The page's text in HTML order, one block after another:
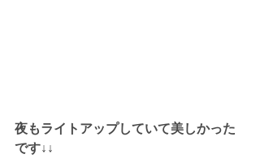
夜もライトアップしていて美しかった
です↓↓